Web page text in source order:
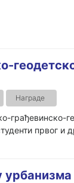
Награде
грађевинско-
првог и
урбанизма